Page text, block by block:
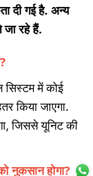
दी गई है. अन्य
जा रहे हैं.
सिस्टम में कोई
किया जाएगा.
जिससे यूनिट की
नुकसान होगा?